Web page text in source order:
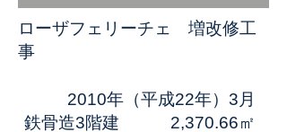
​ローザフェリーチェ 増改修工
事
2010年（平成22年）3月
鉄骨造3階建 2,370.66㎡